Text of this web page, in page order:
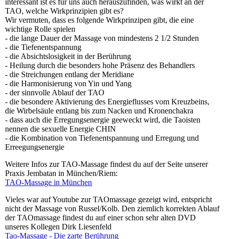
interessant ist es für uns auch herauszufinden, was wirkt an der
TAO, welche Wirkprinzipien gibt es?
Wir vermuten, dass es folgende Wirkprinzipen gibt, die eine
wichtige Rolle spielen
- die lange Dauer der Massage von mindestens 2 1/2 Stunden
- die Tiefenentspannung
- die Absichtslosigkeit in der Berührung
- Heilung durch die besonders hohe Präsenz des Behandlers
- die Streichungen entlang der Meridiane
- die Harmonisierung von Yin und Yang
- der sinnvolle Ablauf der TAO
- die besondere Aktivierung des Energieflusses vom Kreuzbeins,
die Wirbelsäule entlang bis zum Nacken und Kronenchakra
- dass auch die Erregungsenergie geeweckt wird, die Taoisten
nennen die sexuelle Energie CHIN
- die Kombination von Tiefenentspannung und Erregung und
Erreegungsenergie
Weitere Infos zur TAO-Massage findest du auf der Seite unserer
Praxis Jembatan in München/Riem:
TAO-Massage in München
Vieles war auf Youtube zur TAOmassage gezeigt wird, entspricht
nicht der Massage von Russel/Kolb. Den ziemlich korrekten Ablauf
der TAOmassage findest du auf einer schon sehr alten DVD
unseres Kollegen Dirk Liesenfeld
Tao-Massage - Die zarte Berührung